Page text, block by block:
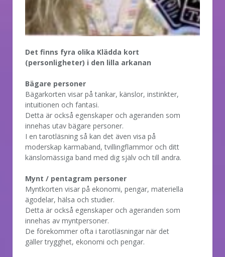
Det finns fyra olika Klädda kort
(personligheter) i den lilla arkanan
Bägare personer
Bägarkorten visar på tankar, känslor, instinkter,
intuitionen och fantasi.
Detta är också egenskaper och ageranden som
innehas utav bägare personer.
I en tarotläsning så kan det även visa på
moderskap karmaband, tvillingflammor och ditt
känslomässiga band med dig själv och till andra.
Mynt / pentagram personer
Myntkorten visar på ekonomi, pengar, materiella
ägodelar, hälsa och studier.
Detta är också egenskaper och ageranden som
innehas av myntpersoner.
De förekommer ofta i tarotläsningar när det
gäller trygghet, ekonomi och pengar.